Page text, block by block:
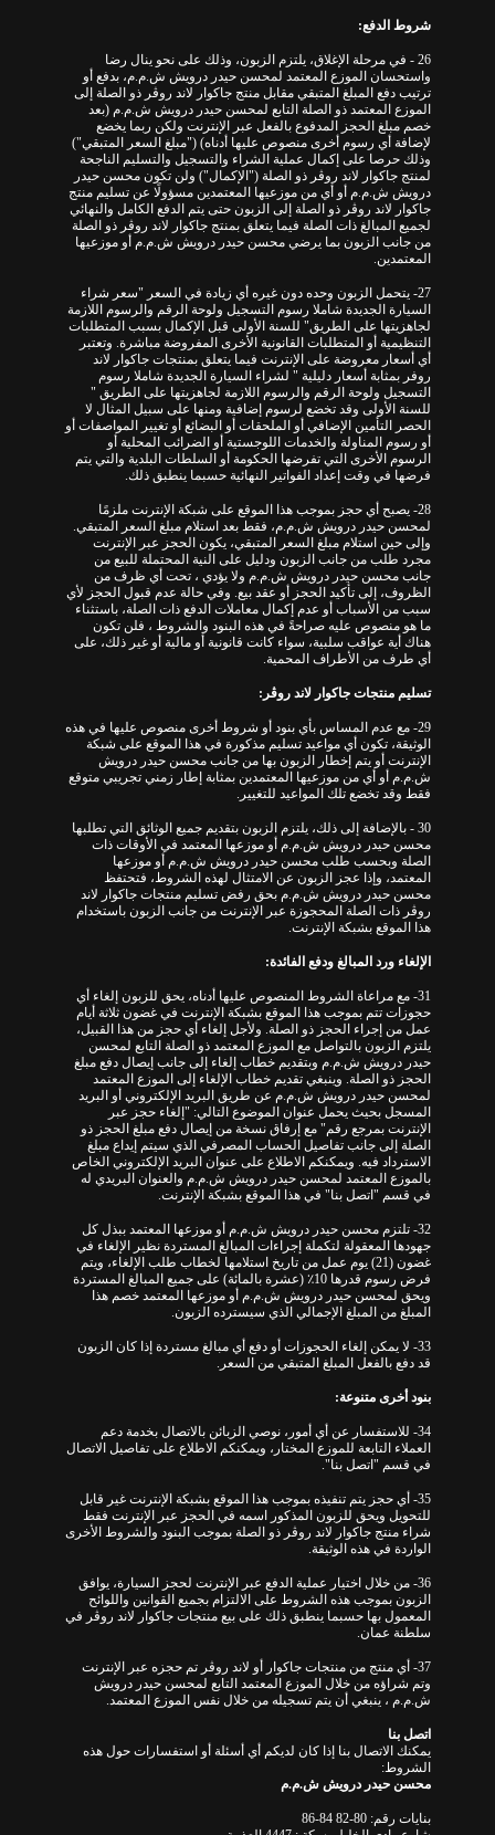
شروط الدفع:
26 - في مرحلة الإغلاق، يلتزم الزبون، وذلك على نحو ينال رضا
واستحسان الموزع المعتمد لمحسن حيدر درويش ش.م.م، بدفع أو
ترتيب دفع المبلغ المتبقي مقابل منتج جاكوار لاند روڤر ذو الصلة إلى
الموزع المعتمد ذو الصلة التابع لمحسن حيدر درويش ش.م.م (بعد
خصم مبلغ الحجز المدفوع بالفعل عبر الإنترنت ولكن ربما يخضع
لإضافة أي رسوم أخرى منصوص عليها أدناه) ("مبلغ السعر المتبقي")
وذلك حرصا على إكمال عملية الشراء والتسجيل والتسليم الناجحة
لمنتج جاكوار لاند روڤر ذو الصلة ("الإكمال") ولن تكون محسن حيدر
درويش ش.م.م أو أي من موزعيها المعتمدين مسؤولًا عن تسليم منتج
جاكوار لاند روڤر ذو الصلة إلى الزبون حتى يتم الدفع الكامل والنهائي
لجميع المبالغ ذات الصلة فيما يتعلق بمنتج جاكوار لاند روڤر ذو الصلة
من جانب الزبون بما يرضي محسن حيدر درويش ش.م.م أو موزعيها
المعتمدين.
27- يتحمل الزبون وحده دون غيره أي زيادة في السعر "سعر شراء
السيارة الجديدة شاملا رسوم التسجيل ولوحة الرقم والرسوم اللازمة
لجاهزيتها على الطريق" للسنة الأولى قبل الإكمال بسبب المتطلبات
التنظيمية أو المتطلبات القانونية الأخرى المفروضة مباشرة. وتعتبر
أي أسعار معروضة على الإنترنت فيما يتعلق بمنتجات جاكوار لاند
روفر بمثابة أسعار دليلية " لشراء السيارة الجديدة شاملا رسوم
التسجيل ولوحة الرقم والرسوم اللازمة لجاهزيتها على الطريق "
للسنة الأولى وقد تخضع لرسوم إضافية ومنها على سبيل المثال لا
الحصر التأمين الإضافي أو الملحقات أو البضائع أو تغيير المواصفات أو
أو رسوم المناولة والخدمات اللوجستية أو الضرائب المحلية أو
الرسوم الأخرى التي تفرضها الحكومة أو السلطات البلدية والتي يتم
فرضها في وقت إعداد الفواتير النهائية حسبما ينطبق ذلك.
28- يصبح أي حجز بموجب هذا الموقع على شبكة الإنترنت ملزمًا
لمحسن حيدر درويش ش.م.م، فقط بعد استلام مبلغ السعر المتبقي.
وإلى حين استلام مبلغ السعر المتبقي، يكون الحجز عبر الإنترنت
مجرد طلب من جانب الزبون ودليل على النية المحتملة للبيع من
جانب محسن حيدر درويش ش.م.م ولا يؤدي ، تحت أي ظرف من
الظروف، إلى تأكيد الحجز أو عقد بيع. وفي حالة عدم قبول الحجز لأي
سبب من الأسباب أو عدم إكمال معاملات الدفع ذات الصلة، باستثناء
ما هو منصوص عليه صراحةً في هذه البنود والشروط ، فلن تكون
هناك أية عواقب سلبية، سواء كانت قانونية أو مالية أو غير ذلك، على
أي طرف من الأطراف المحمية.
تسليم منتجات جاكوار لاند روڤر:
29- مع عدم المساس بأي بنود أو شروط أخرى منصوص عليها في هذه
الوثيقة، تكون أي مواعيد تسليم مذكورة في هذا الموقع على شبكة
الإنترنت أو يتم إخطار الزبون بها من جانب محسن حيدر درويش
ش.م.م أو أي من موزعيها المعتمدين بمثابة إطار زمني تجريبي متوقع
فقط وقد تخضع تلك المواعيد للتغيير.
30 - بالإضافة إلى ذلك، يلتزم الزبون بتقديم جميع الوثائق التي تطلبها
محسن حيدر درويش ش.م.م أو موزعها المعتمد في الأوقات ذات
الصلة وبحسب طلب محسن حيدر درويش ش.م.م أو موزعها
المعتمد، وإذا عجز الزبون عن الامتثال لهذه الشروط، فتحتفظ
محسن حيدر درويش ش.م.م بحق رفض تسليم منتجات جاكوار لاند
روڤر ذات الصلة المحجوزة عبر الإنترنت من جانب الزبون باستخدام
هذا الموقع بشبكة الإنترنت.
الإلغاء ورد المبالغ ودفع الفائدة:
31- مع مراعاة الشروط المنصوص عليها أدناه، يحق للزبون إلغاء أي
حجوزات تتم بموجب هذا الموقع بشبكة الإنترنت في غضون ثلاثة أيام
عمل من إجراء الحجز ذو الصلة. ولأجل إلغاء أي حجز من هذا القبيل،
يلتزم الزبون بالتواصل مع الموزع المعتمد ذو الصلة التابع لمحسن
حيدر درويش ش.م.م وبتقديم خطاب إلغاء إلى جانب إيصال دفع مبلغ
الحجز ذو الصلة. وينبغي تقديم خطاب الإلغاء إلى الموزع المعتمد
لمحسن حيدر درويش ش.م.م عن طريق البريد الإلكتروني أو البريد
المسجل بحيث يحمل عنوان الموضوع التالي: "إلغاء حجز عبر
الإنترنت بمرجع رقم" مع إرفاق نسخة من إيصال دفع مبلغ الحجز ذو
الصلة إلى جانب تفاصيل الحساب المصرفي الذي سيتم إيداع مبلغ
الاسترداد فيه. ویمکنكم الاطلاع علی عنوان البرید الإلکتروني الخاص
بالموزع المعتمد لمحسن حيدر درويش ش.م.م والعنوان البریدي له
في قسم "اتصل بنا" في هذا الموقع بشبكة الإنترنت.
32- تلتزم محسن حيدر درويش ش.م.م أو موزعها المعتمد ببذل كل
جهودها المعقولة لتكملة إجراءات المبالغ المستردة نظير الإلغاء في
غضون (21) يوم عمل من تاريخ استلامها لخطاب طلب الإلغاء، ويتم
فرض رسوم قدرها 10٪ (عشرة بالمائة) على جميع المبالغ المستردة
ويحق لمحسن حيدر درويش ش.م.م أو موزعها المعتمد خصم هذا
المبلغ من المبلغ الإجمالي الذي سيسترده الزبون.
33- لا يمكن إلغاء الحجوزات أو دفع أي مبالغ مستردة إذا كان الزبون
قد دفع بالفعل المبلغ المتبقي من السعر.
بنود أخرى متنوعة:
34- للاستفسار عن أي أمور، نوصي الزبائن بالاتصال بخدمة دعم
العملاء التابعة للموزع المختار، ويمكنكم الاطلاع على تفاصيل الاتصال
في قسم "اتصل بنا".
35- أي حجز يتم تنفيذه بموجب هذا الموقع بشبكة الإنترنت غير قابل
للتحويل ويحق للزبون المذكور اسمه في الحجز عبر الإنترنت فقط
شراء منتج جاكوار لاند روڤر ذو الصلة بموجب البنود والشروط الأخرى
الواردة في هذه الوثيقة.
36- من خلال اختيار عملية الدفع عبر الإنترنت لحجز السيارة، يوافق
الزبون بموجب هذه الشروط على الالتزام بجميع القوانين واللوائح
المعمول بها حسبما ينطبق ذلك على بيع منتجات جاكوار لاند روڤر في
سلطنة عمان.
37- أي منتج من منتجات جاكوار أو لاند روڤر تم حجزه عبر الإنترنت
وتم شراؤه من خلال الموزع المعتمد التابع لمحسن حيدر درويش
ش.م.م ، ينبغي أن يتم تسجيله من خلال نفس الموزع المعتمد.
اتصل بنا
يمكنك الاتصال بنا إذا كان لديكم أي أسئلة أو استفسارات حول هذه
الشروط:
محسن حيدر درويش ش.م.م
بنايات رقم: 80-82 84-86